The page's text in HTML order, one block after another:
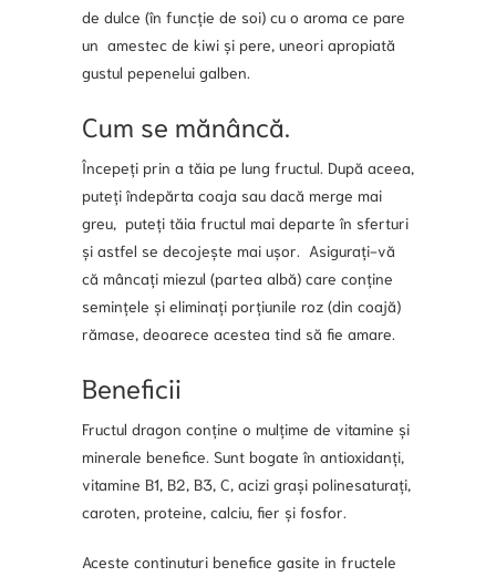
de dulce (în funcție de soi) cu o aroma ce pare
un amestec de kiwi și pere, uneori apropiată
gustul pepenelui galben.
Cum se mănâncă.
Începeți prin a tăia pe lung fructul. După aceea,
puteți îndepărta coaja sau dacă merge mai
greu, puteți tăia fructul mai departe în sferturi
și astfel se decojește mai ușor. Asigurați-vă
că mâncați miezul (partea albă) care conține
semințele și eliminați porțiunile roz (din coajă)
rămase, deoarece acestea tind să fie amare.
Beneficii
Fructul dragon conține o mulțime de vitamine și
minerale benefice. Sunt bogate în antioxidanți,
vitamine B1, B2, B3, C, acizi grași polinesaturați,
caroten, proteine, calciu, fier și fosfor.
Aceste continuturi benefice gasite in fructele